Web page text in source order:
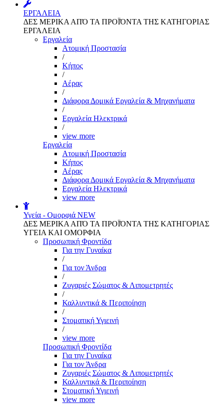
ΕΡΓΑΛΕΙΑ
ΔΕΣ ΜΕΡΙΚΑ ΑΠΌ ΤΑ ΠΡΟΪΌΝΤΑ ΤΗΣ ΚΑΤΗΓΟΡΙΑΣ
ΕΡΓΑΛΕΙΑ
Εργαλεία
Aτομική Προστασία
/
Kήπος
/
Αέρας
/
Διάφορα Δομικά Εργαλεία & Μηχανήματα
/
Εργαλεία Ηλεκτρικά
/
view more
Εργαλεία
Aτομική Προστασία
Kήπος
Αέρας
Διάφορα Δομικά Εργαλεία & Μηχανήματα
Εργαλεία Ηλεκτρικά
view more
Υγεία - Ομορφιά NEW
ΔΕΣ ΜΕΡΙΚΑ ΑΠΌ ΤΑ ΠΡΟΪΌΝΤΑ ΤΗΣ ΚΑΤΗΓΟΡΙΑΣ
ΥΓΕΙΑ ΚΑΙ ΟΜΟΡΦΙΑ
Προσωπική Φροντίδα
Για την Γυναίκα
/
Για τον Άνδρα
/
Ζυγαριές Σώματος & Λιπομετρητές
/
Καλλυντικά & Περιποίηση
/
Στοματική Υγιεινή
/
view more
Προσωπική Φροντίδα
Για την Γυναίκα
Για τον Άνδρα
Ζυγαριές Σώματος & Λιπομετρητές
Καλλυντικά & Περιποίηση
Στοματική Υγιεινή
view more